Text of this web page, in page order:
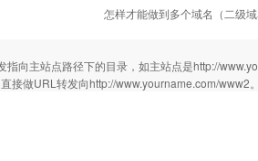
怎样才能做到多个域名（二级
指向主站点路径下的目录，如主站点是http://
接做URL转发向http://www.yourname.com/www2。